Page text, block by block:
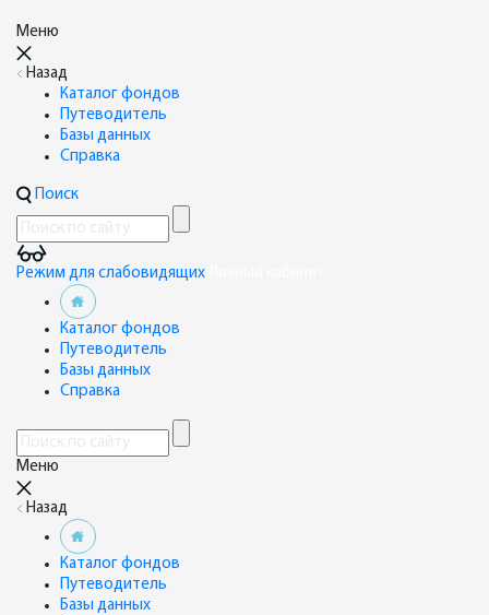
Меню
Назад
Каталог фондов
Путеводитель
Базы данных
Справка
Поиск
Режим для слабовидящих
Каталог фондов
Путеводитель
Базы данных
Справка
Меню
Назад
Каталог фондов
Путеводитель
Базы данных